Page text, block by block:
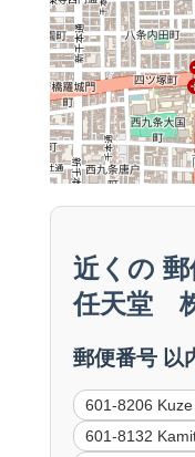
近くの
任天堂
郵便番号 以
601-8206
601-8132